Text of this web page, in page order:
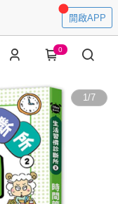
開啟APP
0
1/7